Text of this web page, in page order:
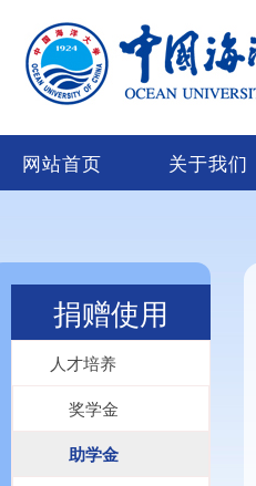
网站首页 关于我们
捐赠使用
人才培养
奖学金
助学金